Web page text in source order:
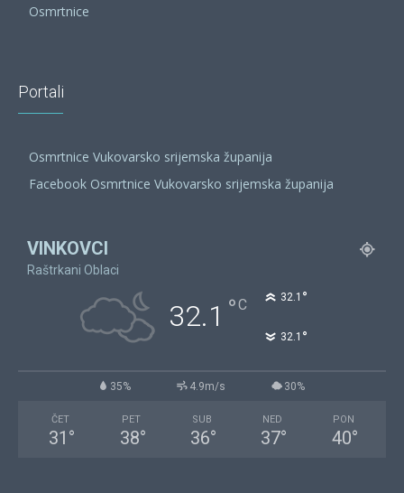
Osmrtnice
Portali
Osmrtnice Vukovarsko srijemska županija
Facebook Osmrtnice Vukovarsko srijemska županija
VINKOVCI
Raštrkani Oblaci
32.1 °C 32.1 °
32.1 °
35% 4.9m/s 30%
ČET
31 °
PET
38°
SUB
36°
NED
37°
PON
40°